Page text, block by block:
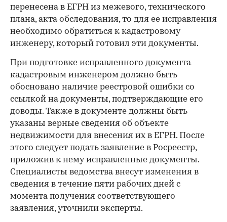
перенесена в ЕГРН из межевого, технического
плана, акта обследования, то для ее исправления
необходимо обратиться к кадастровому
инженеру, который готовил эти документы.
При подготовке исправленного документа
кадастровым инженером должно быть
обосновано наличие реестровой ошибки со
ссылкой на документы, подтверждающие его
доводы. Также в документе должны быть
указаны верные сведения об объекте
недвижимости для внесения их в ЕГРН. После
этого следует подать заявление в Росреестр,
приложив к нему исправленные документы.
Специалисты ведомства внесут изменения в
сведения в течение пяти рабочих дней с
момента получения соответствующего
заявления, уточнили эксперты.